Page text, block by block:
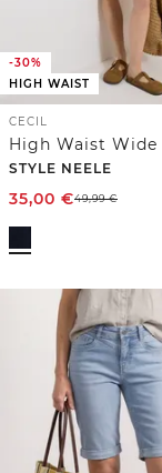
-30%
HIGH WAIST
CECIL
STYLE NEELE
35,00 €49,99€